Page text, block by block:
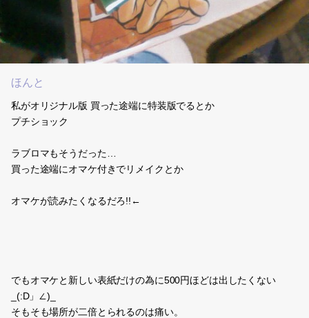
ほんと
私がオリジナル版 買った途端に特装版でるとか
プチショック
ラブロマもそうだった…
買った途端にオマケ付きでリメイクとか
オマケが読みたくなるだろ!!←
でもオマケと新しい表紙だけの為に500円ほどは出したくない
_(:D」∠)_
そもそも場所が二倍とられるのは痛い。